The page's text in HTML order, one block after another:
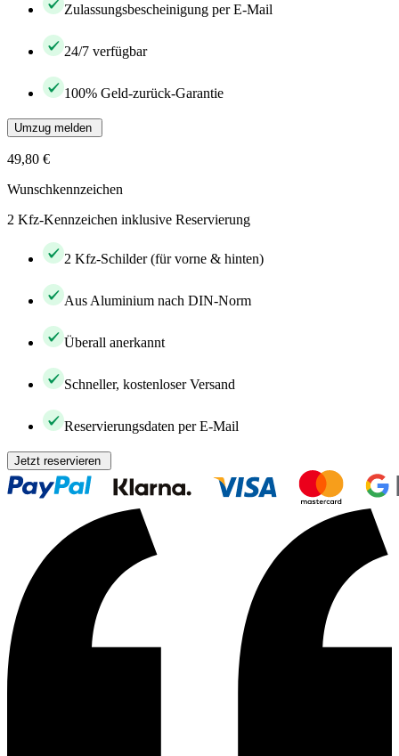
Zulassungsbescheinigung per E-Mail
24/7 verfügbar
100% Geld-zurück-Garantie
Umzug melden
49,80 €
Wunschkennzeichen
2 Kfz-Kennzeichen inklusive Reservierung
2 Kfz-Schilder (für vorne & hinten)
Aus Aluminium nach DIN-Norm
Überall anerkannt
Schneller, kostenloser Versand
Reservierungsdaten per E-Mail
Jetzt reservieren